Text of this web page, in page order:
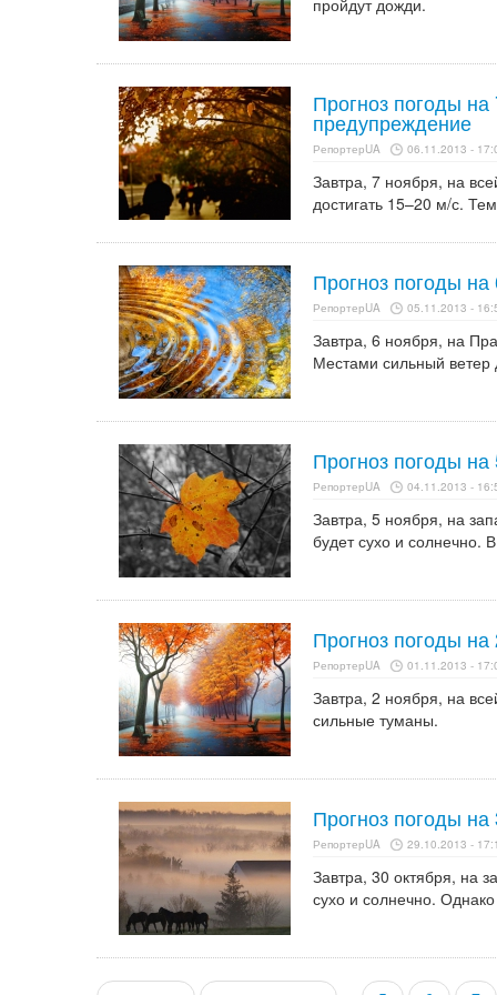
пройдут дожди.
Прогноз погоды
предупреждение
РепортерUA 06.11.2013 -
Завтра, 7 ноября, на
достигать 15–20 м/с.
Прогноз погоды на
РепортерUA 05.11.2013 -
Завтра, 6 ноября, на
Местами сильный
Прогноз погоды на
РепортерUA 04.11.2013 -
Завтра, 5 ноября, на
будет сухо и солнечно.
Прогноз погоды на
РепортерUA 01.11.2013 -
Завтра, 2 ноября, на
сильные туманы.
Прогноз погоды
РепортерUA 29.10.2013 -
Завтра, 30 октября, на
сухо и солнечно.